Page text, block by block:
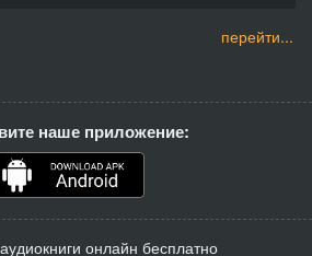
перейти...
наше приложение:
онлайн бесплатно